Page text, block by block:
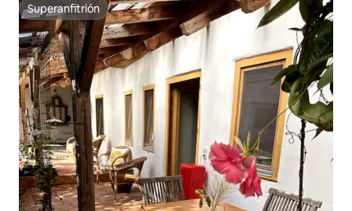
Superanfitrión
Superanfitrión